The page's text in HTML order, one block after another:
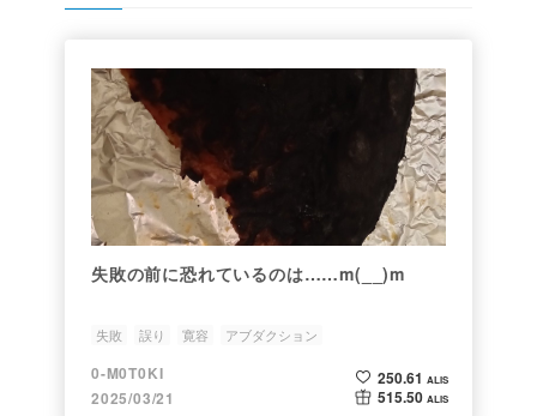
失敗の前に恐れているのは……m(__)m
失敗 誤り 寛容 アブダクション
0-M0T0KI
2025/03/21
250.61 ALIS
515.50 ALIS